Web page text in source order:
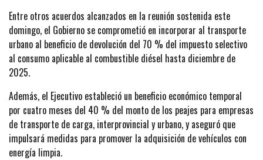
Entre otros acuerdos alcanzados en la reunión sostenida este
domingo, el Gobierno se comprometió en incorporar al transporte
urbano al beneficio de devolución del 70 % del impuesto selectivo
al consumo aplicable al combustible diésel hasta diciembre de
2025.
Además, el Ejecutivo estableció un beneficio económico temporal
por cuatro meses del 40 % del monto de los peajes para empresas
de transporte de carga, interprovincial y urbano, y aseguró que
impulsará medidas para promover la adquisición de vehículos con
energía limpia.